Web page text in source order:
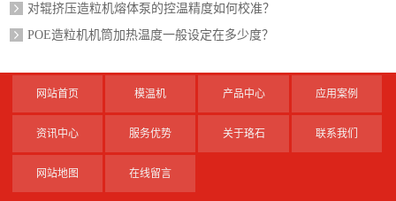
对辊挤压造粒机熔体泵的控温精度如何校准？
POE造粒机机筒加热温度一般设定在多少度？
网站首页 模温机 产品中心 应用案例
资讯中心 服务优势 关于珞石 联系我们
网站地图 在线留言